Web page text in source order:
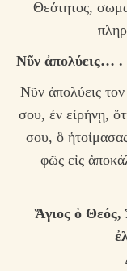
Θεότητος,
Νῦν ἀπολύεις… .
Νῦν ἀπολύεις
σου, ἐν εἰρήνῃ,
σου, ὃ
φῶς εἰς
Ἅγιος ὁ Θεός,